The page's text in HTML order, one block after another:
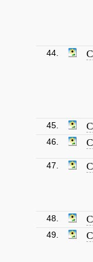
44.
45.
46.
47.
48.
49.